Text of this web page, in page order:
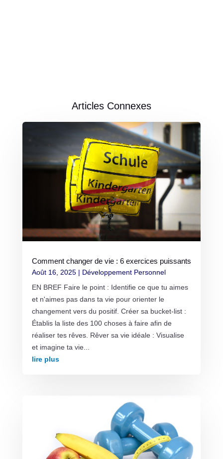
Articles Connexes
Comment changer de vie : 6 exercices puissants
Août 16, 2025| Développement Personnel
EN BREF Faire le point : Identifie ce que tu aimes
et n'aimes pas dans ta vie pour orienter le
changement vers du positif. Créer sa bucket-list :
Établis la liste des 100 choses à faire afin de
réaliser tes rêves. Rêver sa vie idéale : Visualise
et imagine ta vie...
lire plus